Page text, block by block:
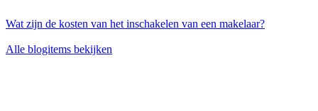
Wat zijn de kosten van het inschakelen van een makelaar?
Alle blogitems bekijken